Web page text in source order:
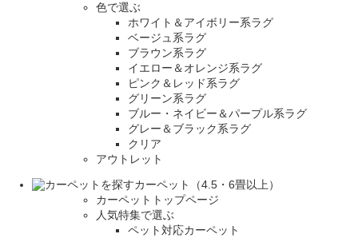
色で選ぶ
ホワイト＆アイボリー系ラグ
ベージュ系ラグ
ブラウン系ラグ
イエロー＆オレンジ系ラグ
ピンク＆レッド系ラグ
グリーン系ラグ
ブルー・ネイビー＆パープル系ラグ
グレー＆ブラック系ラグ
クリア
アウトレット
カーペット（4.5・6畳以上）
カーペットトップページ
人気特集で選ぶ
ペット対応カーペット